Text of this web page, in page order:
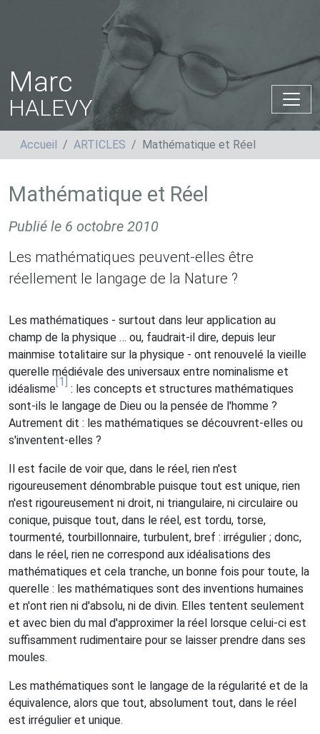
Marc
HALEVY
Accueil ARTICLES Mathématique et Réel
Mathématique et Réel
Publié le 6 octobre 2010
Les mathématiques peuvent-elles être
réellement le langage de la Nature ?
Les mathématiques - surtout dans leur application au
champ de la physique … ou, faudrait-il dire, depuis leur
mainmise totalitaire sur la physique - ont renouvelé la vieille
querelle médiévale des universaux entre nominalisme et
idéalisme
[1]
: les concepts et structures mathématiques
sont-ils le langage de Dieu ou la pensée de l'homme ?
Autrement dit : les mathématiques se découvrent-elles ou
s'inventent-elles ?
Il est facile de voir que, dans le réel, rien n'est
rigoureusement dénombrable puisque tout est unique, rien
n'est rigoureusement ni droit, ni triangulaire, ni circulaire ou
conique, puisque tout, dans le réel, est tordu, torse,
tourmenté, tourbillonnaire, turbulent, bref : irrégulier ; donc,
dans le réel, rien ne correspond aux idéalisations des
mathématiques et cela tranche, un bonne fois pour toute, la
querelle : les mathématiques sont des inventions humaines
et n'ont rien ni d'absolu, ni de divin. Elles tentent seulement
et avec bien du mal d'approximer la réel lorsque celui-ci est
suffisamment rudimentaire pour se laisser prendre dans ses
moules.
Les mathématiques sont le langage de la régularité et de la
équivalence, alors que tout, absolument tout, dans le réel
est irrégulier et unique.